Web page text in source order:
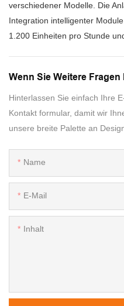
verschiedener Modelle. Die
Integration intelligenter
1.200 Einheiten pro Stunde
Wenn Sie Weitere
Hinterlassen Sie einfach Ihre
Kontakt formular, damit wir
unsere breite Palette an
Name
E-Mail
Inhalt